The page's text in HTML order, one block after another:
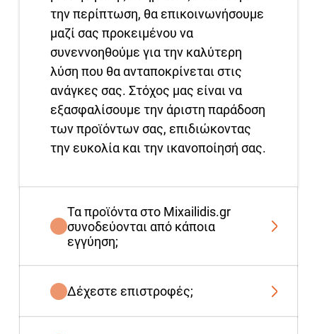
την περίπτωση, θα επικοινωνήσουμε
μαζί σας προκειμένου να
συνεννοηθούμε για την καλύτερη
λύση που θα ανταποκρίνεται στις
ανάγκες σας. Στόχος μας είναι να
εξασφαλίσουμε την άριστη παράδοση
των προϊόντων σας, επιδιώκοντας
την ευκολία και την ικανοποίησή σας.
Τα προϊόντα στο Mixailidis.gr
συνοδεύονται από κάποια
εγγύηση;
Δέχεστε επιστροφές;